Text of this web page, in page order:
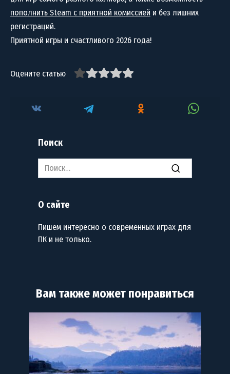
пополнить Steam с приятной комиссией и без лишних
регистраций.
Приятной игры и счастливого 2026 года!
Оцените статью
Поиск
Search
for:
О сайте
Пишем интересно о современных играх для
ПК и не только.
Вам также может понравиться